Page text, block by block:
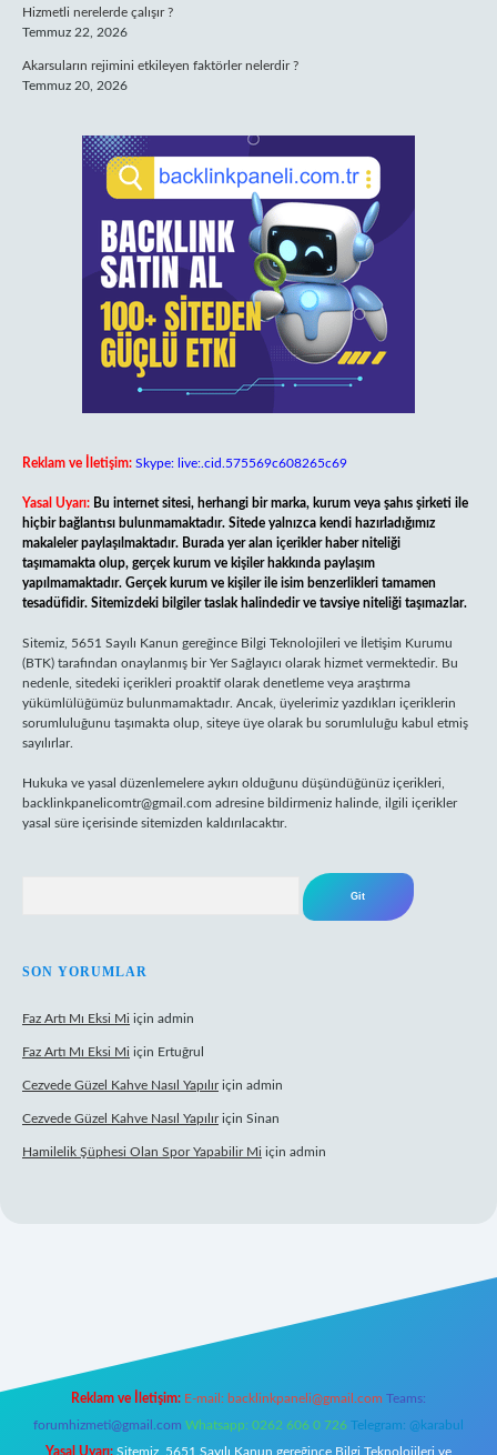
Hizmetli nerelerde çalışır ?
Temmuz 22, 2026
Akarsuların rejimini etkileyen faktörler nelerdir ?
Temmuz 20, 2026
Reklam ve İletişim: Skype: live:.cid.575569c608265c69
Yasal Uyarı: Bu internet sitesi, herhangi bir marka, kurum veya şahıs şirketi ile
hiçbir bağlantısı bulunmamaktadır. Sitede yalnızca kendi hazırladığımız
makaleler paylaşılmaktadır. Burada yer alan içerikler haber niteliği
taşımamakta olup, gerçek kurum ve kişiler hakkında paylaşım
yapılmamaktadır. Gerçek kurum ve kişiler ile isim benzerlikleri tamamen
tesadüfidir. Sitemizdeki bilgiler taslak halindedir ve tavsiye niteliği taşımazlar.
Sitemiz, 5651 Sayılı Kanun gereğince Bilgi Teknolojileri ve İletişim Kurumu
(BTK) tarafından onaylanmış bir Yer Sağlayıcı olarak hizmet vermektedir. Bu
nedenle, sitedeki içerikleri proaktif olarak denetleme veya araştırma
yükümlülüğümüz bulunmamaktadır. Ancak, üyelerimiz yazdıkları içeriklerin
sorumluluğunu taşımakta olup, siteye üye olarak bu sorumluluğu kabul etmiş
sayılırlar.
Hukuka ve yasal düzenlemelere aykırı olduğunu düşündüğünüz içerikleri,
backlinkpanelicomtr@gmail.com adresine bildirmeniz halinde, ilgili içerikler
yasal süre içerisinde sitemizden kaldırılacaktır.
SON YORUMLAR
Faz Artı Mı Eksi Mi için admin
Faz Artı Mı Eksi Mi için Ertuğrul
Cezvede Güzel Kahve Nasıl Yapılıriçin admin
Cezvede Güzel Kahve Nasıl Yapılıriçin Sinan
Hamilelik Şüphesi Olan Spor Yapabilir Mi için admin
betexper.xyz
Reklam ve İletişim: E-mail: backlinkpaneli@gmail.com Teams:
forumhizmeti@gmail.com Whatsapp: 0262 606 0 726 Telegram: @karabul
Yasal Uyarı: Sitemiz, 5651 Sayılı Kanun gereğince Bilgi Teknolojileri ve